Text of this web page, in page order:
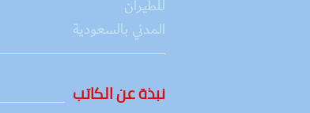
نبذة عن الكاتب